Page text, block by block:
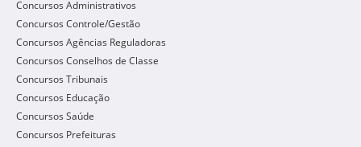
Concursos Administrativos
Concursos Controle/Gestão
Concursos Agências Reguladoras
Concursos Conselhos de Classe
Concursos Tribunais
Concursos Educação
Concursos Saúde
Concursos Prefeituras